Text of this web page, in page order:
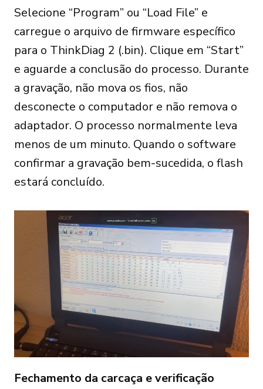
Selecione “Program” ou “Load File” e
carregue o arquivo de firmware específico
para o ThinkDiag 2 (.bin). Clique em “Start”
e aguarde a conclusão do processo. Durante
a gravação, não mova os fios, não
desconecte o computador e não remova o
adaptador. O processo normalmente leva
menos de um minuto. Quando o software
confirmar a gravação bem-sucedida, o flash
estará concluído.
Fechamento da carcaça e verificação